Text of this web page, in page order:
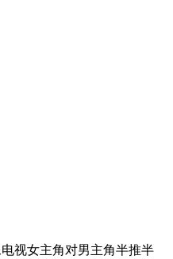
视女主角对男主角半推半